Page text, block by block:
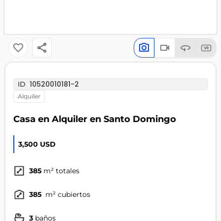
ID 10520010181-2
alquiler
Casa en Alquiler en Santo Domingo
3,500 USD
385 m² totales
385 m² cubiertos
3 baños